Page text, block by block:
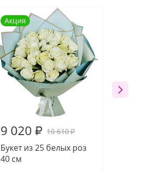
Акция
9 020 ₽ 10 610₽
Букет из 25 белых роз
40 см